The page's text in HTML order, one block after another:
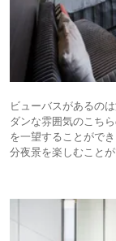
ビューバスがあるの
ダンな雰囲気のこち
を一望することがで
分夜景を楽しむこと